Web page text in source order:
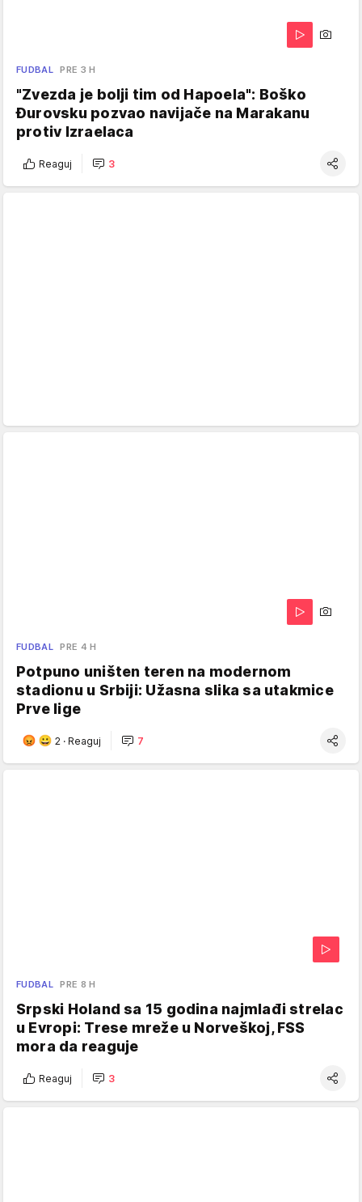
FUDBAL PRE 3 H
"Zvezda je bolji tim od Hapoela": Boško
Đurovsku pozvao navijače na Marakanu
protiv Izraelaca
Reaguj 3
FUDBAL PRE 4 H
Potpuno uništen teren na modernom
stadionu u Srbiji: Užasna slika sa utakmice
Prve lige
2 · Reaguj 7
FUDBAL PRE 8 H
Srpski Holand sa 15 godina najmlađi strelac
u Evropi: Trese mreže u Norveškoj, FSS
mora da reaguje
Reaguj 3